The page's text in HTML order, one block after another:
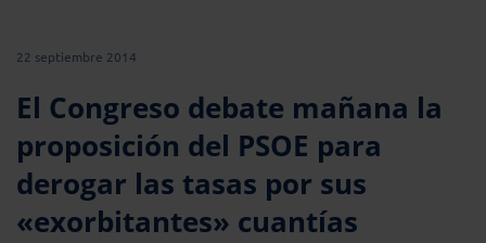
22 septiembre 2014
El Congreso debate mañana la
proposición del PSOE para
derogar las tasas por sus
«exorbitantes» cuantías